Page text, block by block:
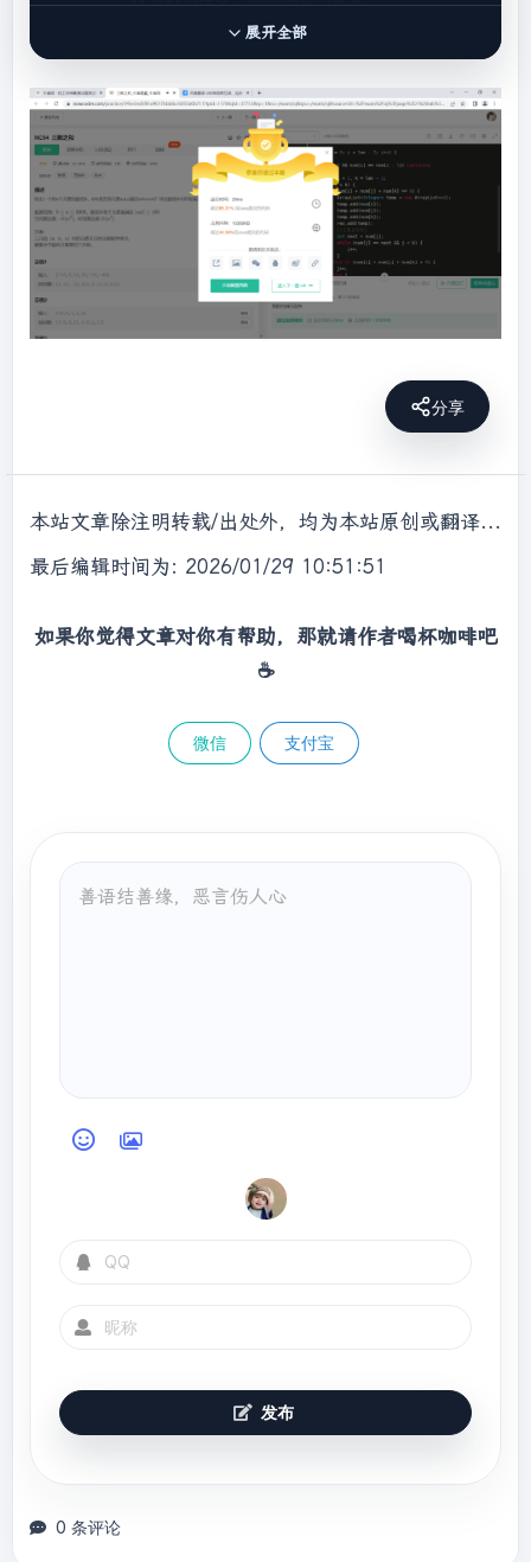
return res;
        }
for
int i = 0; i < len - 2; i++) {
//i去重
(i > 0
1])
//双指针
j = i + 1, k = len -
while (j < k) {
                    temp.
add(num[i]);
                    temp.
add (num[j]);
                    temp.
add (num[k]);
                    res.
add (temp);
int next = num[j];
while
(num[j] == next &&
                    }
                }
else if (num[i] + num[j] +
                    k--;
                }
展开全部
分享
本站文章除注明转载/出处外，均为本站原创或翻译，转载前请务必署名，转载请标明出处。
最后编辑时间为: 2026/01/29 10:51:51
如果你觉得文章对你有帮助，那就请作者喝杯咖啡吧
☕
微信 支付宝
发布
0 条评论